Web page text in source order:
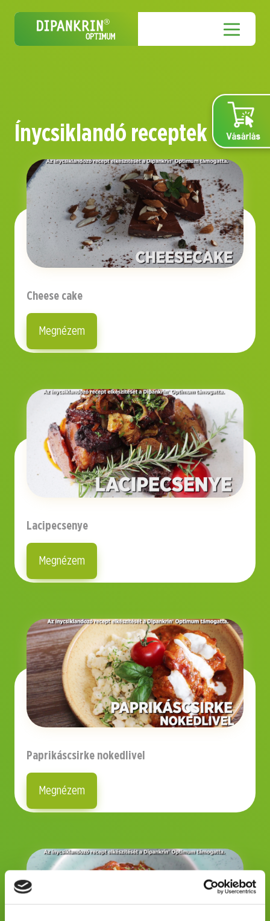
Ínycsiklandó receptek
Cheese cake
Megnézem
Lacipecsenye
Megnézem
Paprikáscsirke nokedlivel
Megnézem